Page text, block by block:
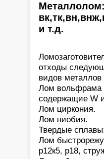
и т.д.
отходы
видов металлов
Лом вольфрама
содержащие W
Лом циркония.
Лом ниобия.
Твердые
Лом
р12к5, р18,